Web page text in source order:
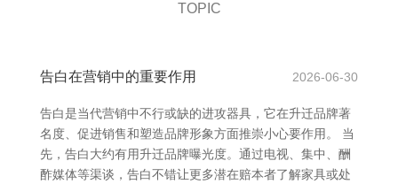
TOPIC
告白在营销中的重要作用 2026-06-30
告白是当代营销中不行或缺的进攻器具，它在升迁品牌著
名度、促进销售和塑造品牌形象方面推崇小心要作用。 当
先，告白大约有用升迁品牌曝光度。通过电视、集中、酬
酢媒体等渠谈，告白不错让更多潜在赔本者了解家具或处